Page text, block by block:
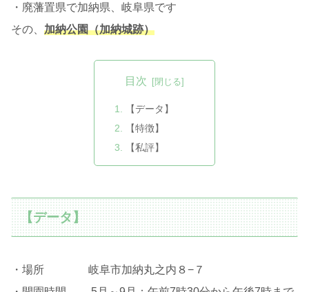
・廃藩置県で加納県、岐阜県です
その、 加納公園（加納城跡）
目次
【データ】
【特徴】
【私評】
【データ】
・場所 岐阜市加納丸之内８−７